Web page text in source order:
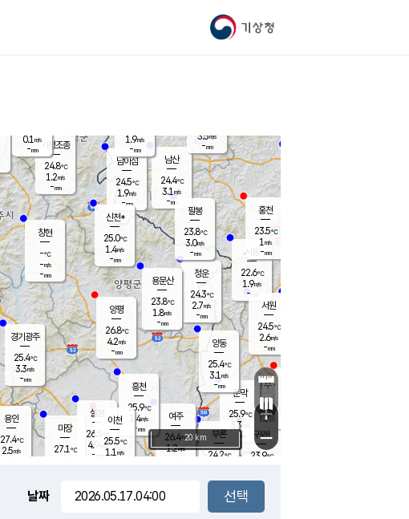
기상청
문막
25.9℃
3.3m/s
mm
남이섬
24.5℃
1.9m/s
-mm
부론
24.2℃
남산
24.4℃
3.1 m/s
-mm
청운
24.3℃
2.7m/s
-mm
팔봉
23.8℃
3.0m/s
-mm
용인
27.4℃
2.5m/s
여주
26.4℃
1.2m/s
양동
25.4℃
3.1m/s
-mm
경기광주
25.4℃
3.3m/s
-mm
장호원
1.9m/s
-mm
가평조종
24.8℃
1.2m/s
-mm
신천*
25.0℃
1.4m/s
-mm
창현
-℃
-m/s
-mm
0.1 m/s
-mm
흥천
25.9℃
1.4m/s
-mm
마장
27.1℃
설봉
26.5
4.9 m/s
- mm
시동
22.6℃
1.9m/s
- mm
귀래
23.9℃
서원
24.5℃
2.6m/s
-mm
용문산
23.8℃
1.8m/s
-mm
홍천
23.5℃
1 m/s
-mm
이천
25.5℃
1.1 m/s
양평
26.8℃
4.2m/s
-mm
3.5m/s
-mm
+
−
20 km
날짜